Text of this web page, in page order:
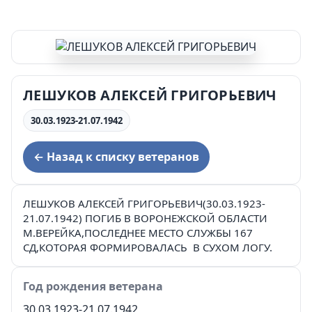
ЛЕШУКОВ АЛЕКСЕЙ ГРИГОРЬЕВИЧ
30.03.1923-21.07.1942
← Назад к списку ветеранов
ЛЕШУКОВ АЛЕКСЕЙ ГРИГОРЬЕВИЧ(30.03.1923-
21.07.1942) ПОГИБ В ВОРОНЕЖСКОЙ ОБЛАСТИ
М.ВЕРЕЙКА,ПОСЛЕДНЕЕ МЕСТО СЛУЖБЫ 167
СД,КОТОРАЯ ФОРМИРОВАЛАСЬ В СУХОМ ЛОГУ.
Год рождения ветерана